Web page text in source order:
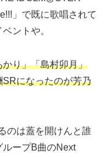
」で既に歌唱されて
ントや。
り」「島村卯月」
になったのが芳乃
のは蓋を開けんと誰
ープB曲のNext